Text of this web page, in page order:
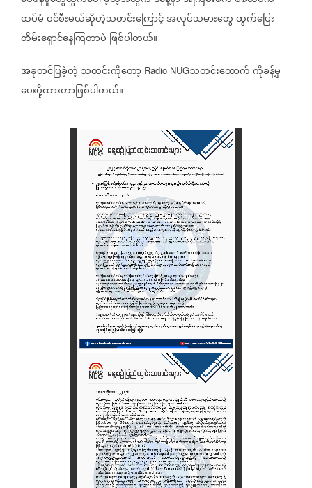
ထပ်မံဝင်စီးမယ်ဆိုတဲ့သတင်းကြောင့်အလုပ်သမားတွေထွက်ပြေး
တိမ်းရှောင်နေကြတာပဲ ဖြစ်ပါတယ်။
အခုတင်ပြခဲ့တဲ့ သတင်း‌ကိုတော့ Radio NUGသတင်းထောက်ကိုခန့်မှ
ပေးပို့ထားတာဖြစ်ပါတယ်။